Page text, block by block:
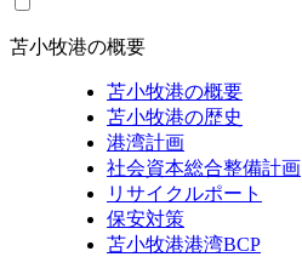
苫小牧港の概要
苫小牧港の概要
苫小牧港の歴史
港湾計画
社会資本総合整備計画
リサイクルポート
保安対策
苫小牧港港湾BCP